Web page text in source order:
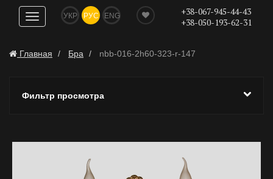
Показать
навигацию
УКР РУС ENG
+38-067-945-44-43
+38-050-193-62-31
Главная Бра nbb-016-2h60-323-r-147
Фильтр просмотра